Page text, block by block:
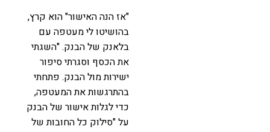
"אז הנה האישור" הוא קרץ,
בהושיטו לי מעטפה עם
בלאנק של הבנק. "השגתי
את הכסף וסגרתי סיפור
ישירות מול הבנק. פתחתי
בהתרגשות את המעטפה,
כדי לגלות אישור של הבנק
על "סילוק כל החובות של